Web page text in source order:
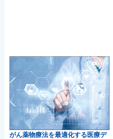
がん薬物療法を最適化する医療デ